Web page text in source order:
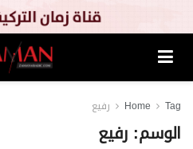
Home Tag رفيع
الوسم: رفيع